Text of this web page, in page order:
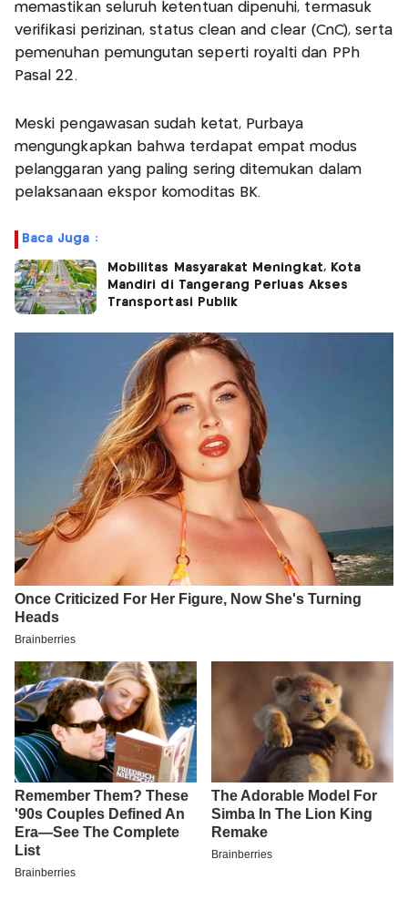
memastikan seluruh ketentuan dipenuhi, termasuk
verifikasi perizinan, status clean and clear (CnC), serta
pemenuhan pemungutan seperti royalti dan PPh
Pasal 22.
Meski pengawasan sudah ketat, Purbaya
mengungkapkan bahwa terdapat empat modus
pelanggaran yang paling sering ditemukan dalam
pelaksanaan ekspor komoditas BK.
Baca Juga :
Mobilitas Masyarakat Meningkat, Kota
Mandiri di Tangerang Perluas Akses
Transportasi Publik